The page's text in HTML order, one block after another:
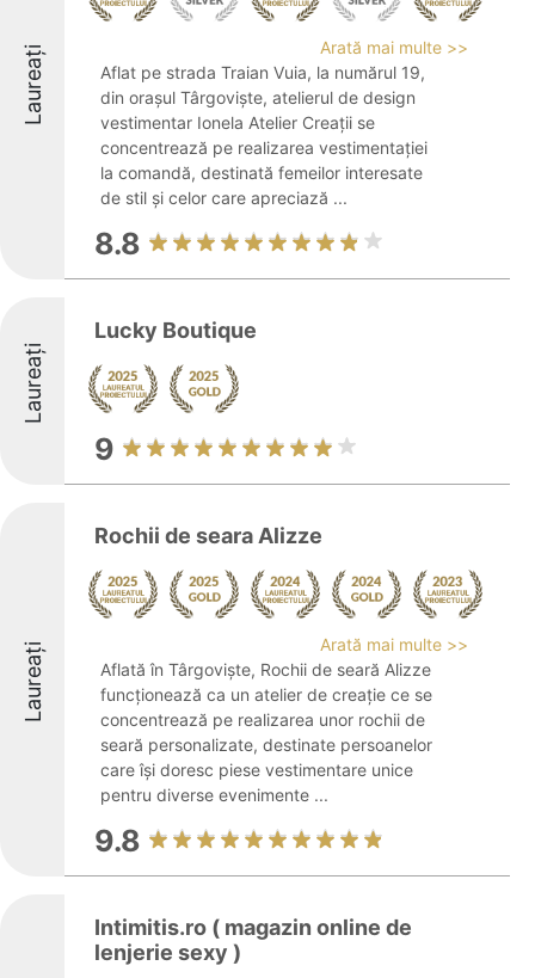
Laureați
Arată mai multe >>
Aflat pe strada Traian Vuia, la numărul 19,
din orașul Târgoviște, atelierul de design
vestimentar Ionela Atelier Creații se
concentrează pe realizarea vestimentației
la comandă, destinată femeilor interesate
de stil și celor care apreciază ...
8.8
Laureați
Lucky Boutique
9
Laureați
Rochii de seara Alizze
Arată mai multe >>
Aflată în Târgoviște, Rochii de seară Alizze
funcționează ca un atelier de creație ce se
concentrează pe realizarea unor rochii de
seară personalizate, destinate persoanelor
care își doresc piese vestimentare unice
pentru diverse evenimente ...
9.8
Intimitis.ro ( magazin online de
lenjerie sexy )